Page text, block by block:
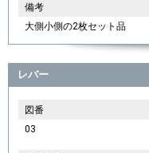
備考
大側小側の2枚セット品
レバー
図番
03